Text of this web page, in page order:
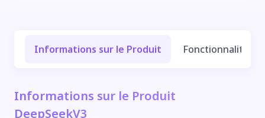
Informations sur le Produit Fonctionnalités
Informations sur le Produit
DeepSeekV3